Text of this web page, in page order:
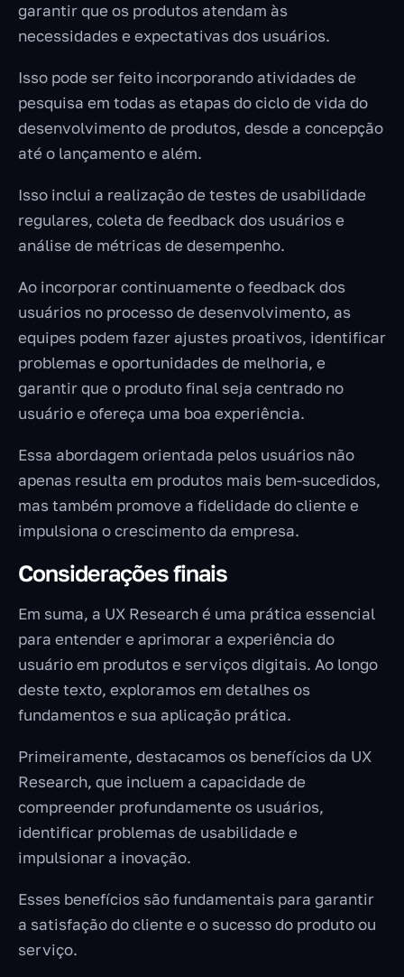
garantir que os produtos atendam às
necessidades e expectativas dos usuários.
Isso pode ser feito incorporando atividades de
pesquisa em todas as etapas do ciclo de vida do
desenvolvimento de produtos, desde a concepção
até o lançamento e além.
Isso inclui a realização de testes de usabilidade
regulares, coleta de feedback dos usuários e
análise de métricas de desempenho.
Ao incorporar continuamente o feedback dos
usuários no processo de desenvolvimento, as
equipes podem fazer ajustes proativos, identificar
problemas e oportunidades de melhoria, e
garantir que o produto final seja centrado no
usuário e ofereça uma boa experiência.
Essa abordagem orientada pelos usuários não
apenas resulta em produtos mais bem-sucedidos,
mas também promove a fidelidade do cliente e
impulsiona o crescimento da empresa.
Considerações finais
Em suma, a UX Research é uma prática essencial
para entender e aprimorar a experiência do
usuário em produtos e serviços digitais. Ao longo
deste texto, exploramos em detalhes os
fundamentos e sua aplicação prática.
Primeiramente, destacamos os benefícios da UX
Research, que incluem a capacidade de
compreender profundamente os usuários,
identificar problemas de usabilidade e
impulsionar a inovação.
Esses benefícios são fundamentais para garantir
a satisfação do cliente e o sucesso do produto ou
serviço.